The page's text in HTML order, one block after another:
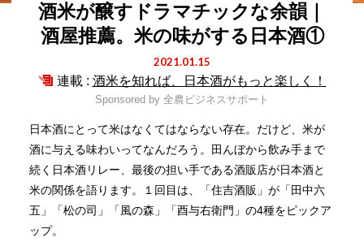
酒米が醸すドラマチックな余韻｜
酒屋推薦。米の味がする日本酒①
2021.01.15
連載 : 酒米を知れば、日本酒がもっと楽しく！
Sponsored by 全農ビジネスサポート
日本酒にとって米はなくてはならない存在。だけど、米が
酒に与える味わいってなんだろう。田んぼから飲み手まで
続く日本酒リレー、最後の担い手である酒販店が日本酒と
米の関係を語ります。１回目は、「住吉酒販」が「田中六
五」「松の司」「風の森」「酉与右衛門」の4種をピックア
ップ。